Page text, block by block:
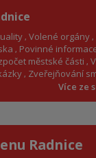
Volené orgány
Povinné
městské části
Zveřejňování
Více ze
Radnice